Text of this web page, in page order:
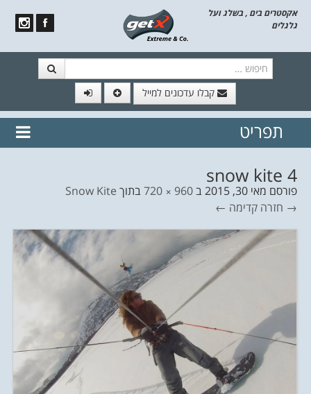
אקסטרים בים , בשלג ועל
גלגלים
קבלו עדכונים למייל
// הצטרף לרשימת תפוצה!
נשמח
תפריט
snow kite 4
פורסם מאי 30, 2015 ב960 × 720 בתוך Snow Kite
→ חזרה קדימה ←